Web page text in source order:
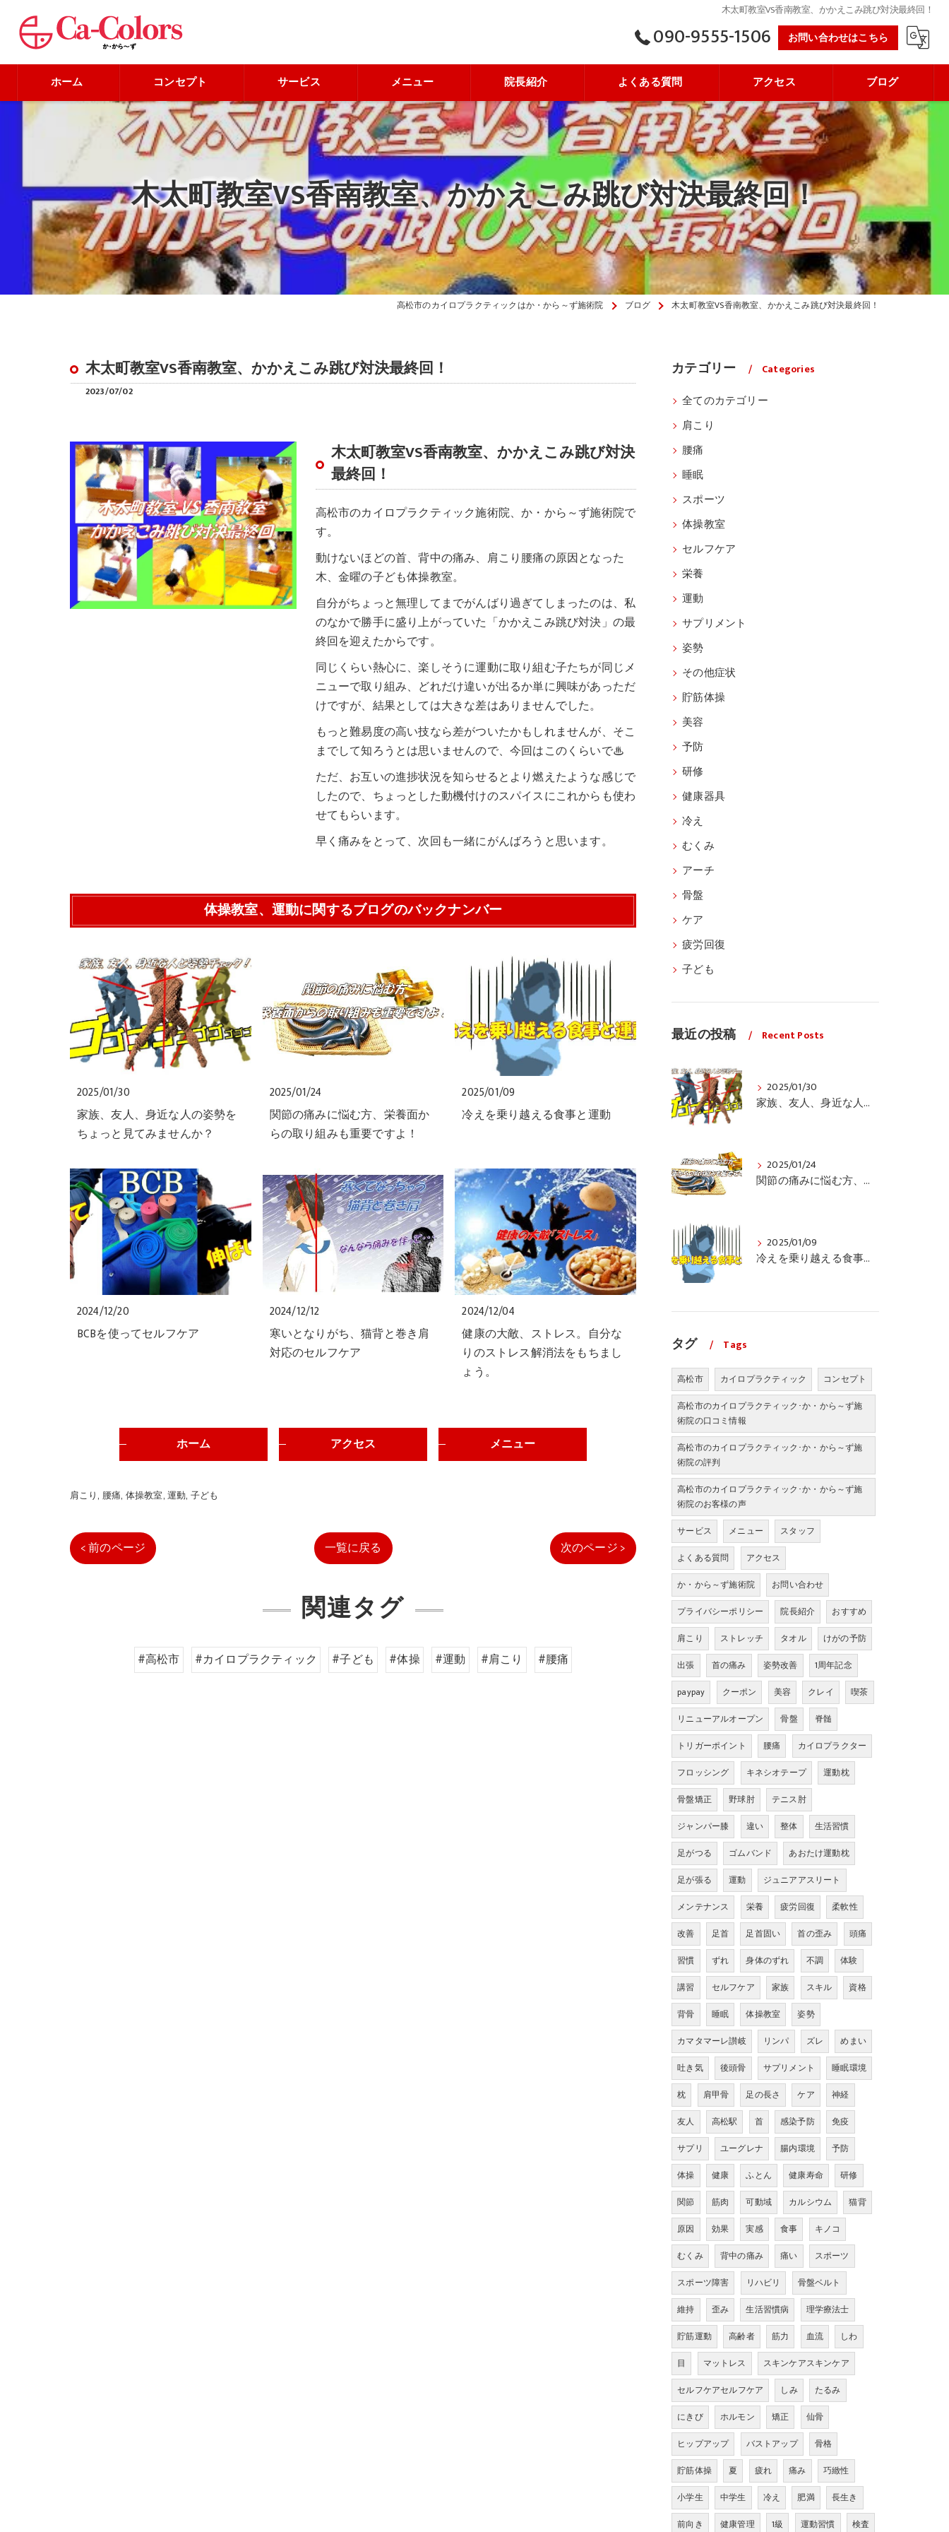
木太町教室VS香南教室、かかえこみ跳び対決最終回！
090-9555-1506 お問い合わせはこちら
ホーム コンセプト サービス メニュー 院長紹介 よくある質問 アクセス ブログ
木太町教室VS香南教室、かかえこみ跳び対決最終回！
高松市のカイロプラクティックはか・から～ず施術院 ブログ 木太町教室VS香南教室、かかえこみ跳び対決最終回！
木太町教室VS香南教室、かかえこみ跳び対決最終回！
2023/07/02
木太町教室VS香南教室、かかえこみ跳び対決
最終回！
高松市のカイロプラクティック施術院、か・から～ず施術院で
す。
動けないほどの首、背中の痛み、肩こり腰痛の原因となった
木、金曜の子ども体操教室。
自分がちょっと無理してまでがんばり過ぎてしまったのは、私
のなかで勝手に盛り上がっていた「かかえこみ跳び対決」の最
終回を迎えたからです。
同じくらい熱心に、楽しそうに運動に取り組む子たちが同じメ
ニューで取り組み、どれだけ違いが出るか単に興味があっただ
けですが、結果としては大きな差はありませんでした。
もっと難易度の高い技なら差がついたかもしれませんが、そこ
までして知ろうとは思いませんので、今回はこのくらいで♨
ただ、お互いの進捗状況を知らせるとより燃えたような感じで
したので、ちょっとした動機付けのスパイスにこれからも使わ
せてもらいます。
早く痛みをとって、次回も一緒にがんばろうと思います。
体操教室、運動に関するブログのバックナンバー
2025/01/30
家族、友人、身近な人の姿勢を
ちょっと見てみませんか？
2025/01/24
関節の痛みに悩む方、栄養面か
らの取り組みも重要ですよ！
2025/01/09
冷えを乗り越える食事と運動
2024/12/20
BCBを使ってセルフケア
2024/12/12
寒いとなりがち、猫背と巻き肩
対応のセルフケア
2024/12/04
健康の大敵、ストレス。自分な
りのストレス解消法をもちまし
ょう。
ホーム アクセス メニュー
肩こり 腰痛 体操教室 運動 子ども
< 前のページ 一覧に戻る 次のページ >
関連タグ
#高松市 #カイロプラクティック #子ども #体操 #運動 #肩こり #腰痛
カテゴリー Categories
全てのカテゴリー
肩こり
腰痛
睡眠
スポーツ
体操教室
セルフケア
栄養
運動
サプリメント
姿勢
その他症状
貯筋体操
美容
予防
研修
健康器具
冷え
むくみ
アーチ
骨盤
ケア
疲労回復
子ども
最近の投稿 Recent Posts
2025/01/30
家族、友人、身近な人の姿勢をちょっと見てみませんか？
2025/01/24
関節の痛みに悩む方、栄養面からの取り組みも重要ですよ！
2025/01/09
冷えを乗り越える食事と運動
タグ Tags
高松市 カイロプラクティック
コンセプト
高松市のカイロプラクティック･か・から～ず施
術院の口コミ情報
高松市のカイロプラクティック･か・から～ず施
術院の評判
高松市のカイロプラクティック･か・から～ず施
術院のお客様の声
サービス
メニュー
スタッフ
よくある質問
アクセス
か・から～ず施術院
お問い合わせ
プライバシーポリシー
院長紹介
おすすめ
肩こり
ストレッチ タオル
けがの予防
出張
首の痛み 姿勢改善
1周年記念
paypay
クーポン 美容 クレイ
喫茶
リニューアルオープン
骨盤
脊髄
トリガーポイント
腰痛
カイロプラクター
フロッシング
キネシオテープ
運動枕
骨盤矯正
野球肘
テニス肘
ジャンパー膝
違い 整体
生活習慣
足がつる
ゴムバンド
あおたけ運動枕
足が張る
運動
ジュニアアスリート
メンテナンス
栄養 疲労回復
柔軟性
改善
足首 足首固い 首の歪み
頭痛
習慣
ずれ 身体のずれ 不調
体験
講習
セルフケア 家族 スキル
資格
背骨
睡眠 体操教室
姿勢
カマタマーレ讃岐
リンパ ズレ
めまい
吐き気
後頭骨 サプリメント
睡眠環境
枕
肩甲骨 足の長さ ケア
神経
友人
高松駅 首 感染予防
免疫
サプリ
ユーグレナ 腸内環境
予防
体操
健康 ふとん 健康寿命
研修
関節
筋肉 可動域 カルシウム
猫背
原因
効果 実感 食事
キノコ
むくみ
背中の痛み 痛い
スポーツ
スポーツ障害
リハビリ
骨盤ベルト
維持
歪み 生活習慣病
理学療法士
貯筋運動
高齢者 筋力 血流
しわ
目
マットレス
スキンケアスキンケア
セルフケアセルフケア
しみ
たるみ
にきび
ホルモン 矯正
仙骨
ヒップアップ
バストアップ
骨格
貯筋体操
夏 疲れ 痛み
巧緻性
小学生
中学生 冷え 肥満
長生き
前向き
健康管理 1級 運動習慣 検査